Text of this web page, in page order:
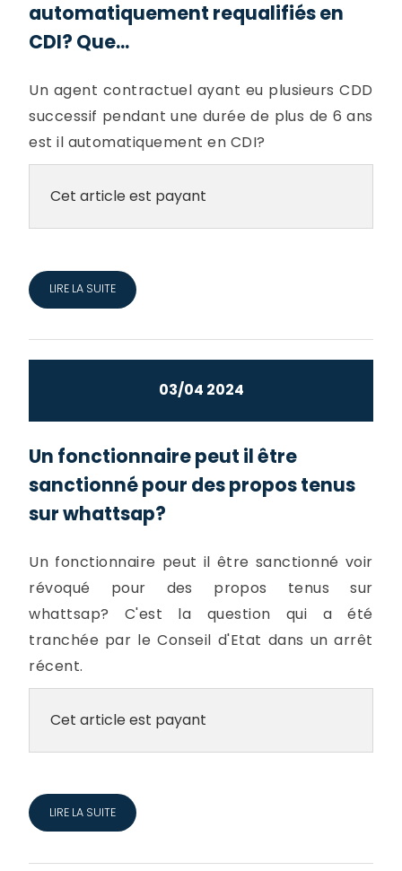
automatiquement requalifiés en
CDI? Que...
Un agent contractuel ayant eu plusieurs CDD
successif pendant une durée de plus de 6 ans
est il automatiquement en CDI?
Cet article est payant
LIRE LA SUITE
03/04 2024
Un fonctionnaire peut il être
sanctionné pour des propos tenus
sur whattsap?
Un fonctionnaire peut il être sanctionné voir
révoqué pour des propos tenus sur
whattsap? C'est la question qui a été
tranchée par le Conseil d'Etat dans un arrêt
récent.
Cet article est payant
LIRE LA SUITE